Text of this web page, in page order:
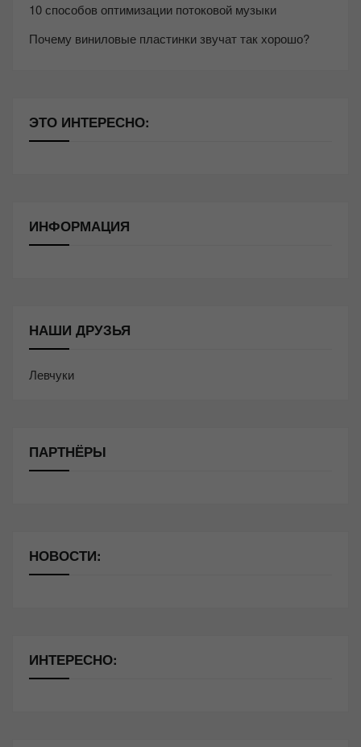
10 способов оптимизации потоковой музыки
Почему виниловые пластинки звучат так хорошо?
ЭТО ИНТЕРЕСНО:
ИНФОРМАЦИЯ
НАШИ ДРУЗЬЯ
Левчуки
ПАРТНЁРЫ
НОВОСТИ:
ИНТЕРЕСНО: